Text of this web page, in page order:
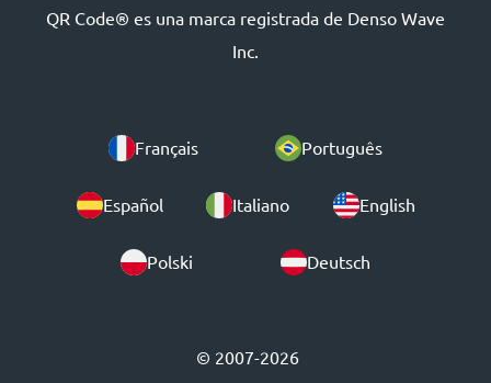
QR Code® es una marca registrada de Denso Wave
Inc.
Français Português
Español Italiano English
Polski Deutsch
© 2007-2026